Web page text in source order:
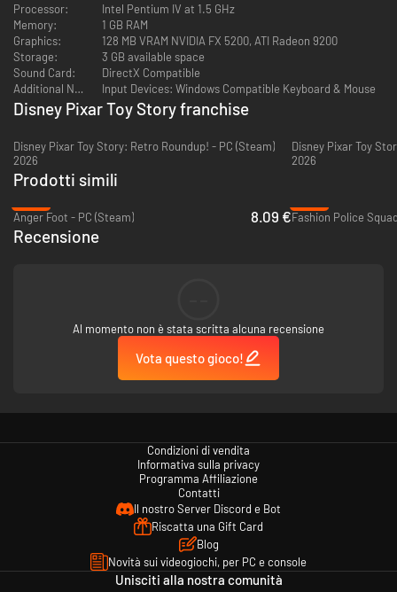
Processor:
Intel Pentium IV at 1.5 GHz
Memory:
1 GB RAM
Graphics:
128 MB VRAM NVIDIA FX 5200, ATI Radeon 9200
Storage:
3 GB available space
Sound Card:
DirectX Compatible
Additional Notes:
Input Devices: Windows Compatible Keyboard & Mouse
Disney Pixar Toy Story franchise
Disney Pixar Toy Story: Retro Roundup! - PC (Steam)
2026
Disney Pixar Toy
2026
Prodotti simili
Anger Foot - PC (Steam)
8.09 €Fashion Police
Recensione
Al momento non è stata scritta alcuna recensione
Vota questo gioco!
Condizioni di vendita
Informativa sulla privacy
Programma Affiliazione
Contatti
Il nostro Server Discord e Bot
Riscatta una Gift Card
Blog
Novità sui videogiochi, per PC e console
Unisciti alla nostra comunità